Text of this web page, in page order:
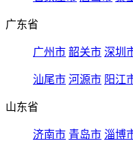
广东省
广州市 韶关市 深圳
汕尾市 河源市 阳江
山东省
济南市 青岛市 淄博